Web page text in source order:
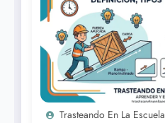
Trasteando En La Escuela